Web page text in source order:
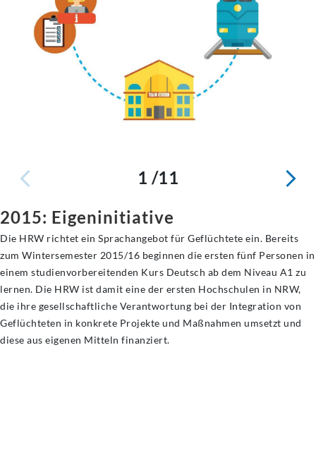
1 /11
2015: Eigeninitiative
Die HRW richtet ein Sprachangebot für Geflüchtete ein. Bereits
zum Wintersemester 2015/16 beginnen die ersten fünf Personen in
einem studienvorbereitenden Kurs Deutsch ab dem Niveau A1 zu
lernen. Die HRW ist damit eine der ersten Hochschulen in NRW,
die ihre gesellschaftliche Verantwortung bei der Integration von
Geflüchteten in konkrete Projekte und Maßnahmen umsetzt und
diese aus eigenen Mitteln finanziert.